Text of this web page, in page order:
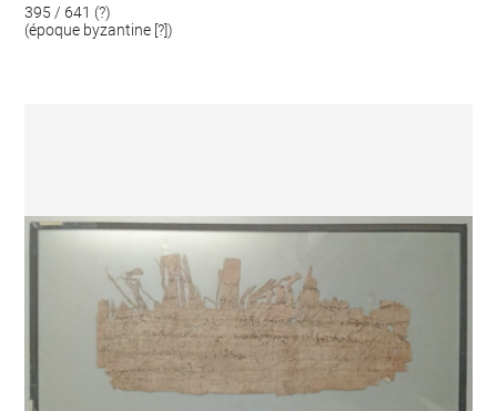
395 / 641 (?)
(époque byzantine [?])